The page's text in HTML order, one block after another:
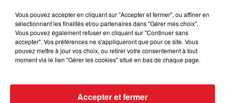
Vous pouvez accepter en cliquant sur "Accepter et fermer", ou affiner en
sélectionnant les finalités et/ou partenaires dans "Gérer mes choix".
Vous pouvez également refuser en cliquant sur "Continuer sans
accepter". Vos préférences ne s'appliqueront que pour ce site. Vous
pouvez mettre à jour vos choix, ou retirer votre consentement à tout
moment via le lien "Gérer les cookies" situé en bas de chaque page.
Accepter et fermer